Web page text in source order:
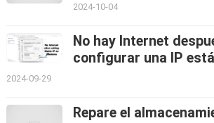
2024-10-04
No hay Internet
configurar una IP
2024-09-29
Repare el